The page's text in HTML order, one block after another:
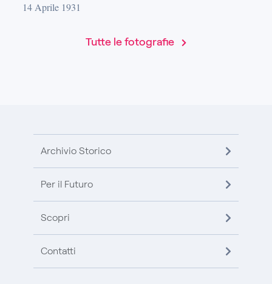
14 Aprile 1931
Tutte le fotografie
Archivio Storico
Per il Futuro
Scopri
Contatti